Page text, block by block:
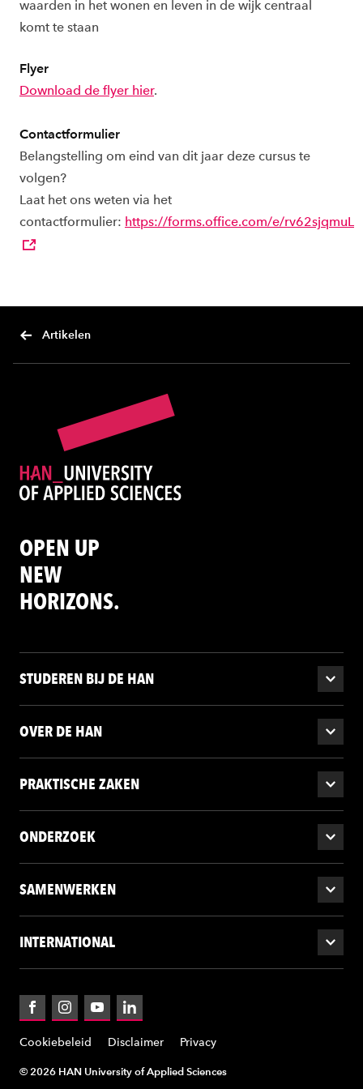
waarden in het wonen en leven in de wijk centraal
komt te staan
Flyer
Download de flyer hier.
Contactformulier
Belangstelling om eind van dit jaar deze cursus te
volgen?
Laat het ons weten via het
contactformulier: https://forms.office.com/e/rv62sjqmuL
Artikelen
OPEN UP
NEW
HORIZONS.
STUDEREN BIJ DE HAN
OVER DE HAN
PRAKTISCHE ZAKEN
ONDERZOEK
SAMENWERKEN
INTERNATIONAL
FacebookInstagramYouTubeLinkedIn
Cookiebeleid Disclaimer Privacy
© 2026 HAN University of Applied Sciences